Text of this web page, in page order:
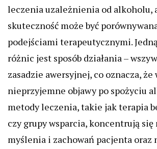
leczenia uzależnienia od alkoholu,
skuteczność może być
podejściami terapeutycznymi.
różnic jest sposób działania –
zasadzie awersyjnej, co oznacza, że
nieprzyjemne objawy po spożyciu
metody leczenia, takie jak terapia
czy grupy wsparcia, koncentrują
myślenia i zachowań pacjenta oraz